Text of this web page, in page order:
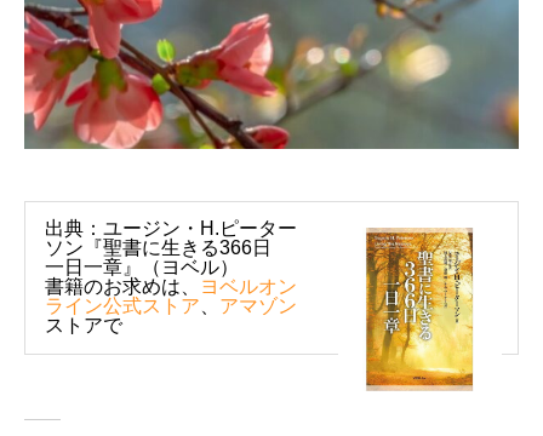
出典：ユージン・H.ピーター
ソン『聖書に生きる366日
一日一章』（ヨベル）
書籍のお求めは、
ヨベルオン
ライン公式ストア
アマゾン
ストアで